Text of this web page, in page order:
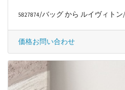
5827874/バッグ から ルイヴィトン/
価格お問い合わせ